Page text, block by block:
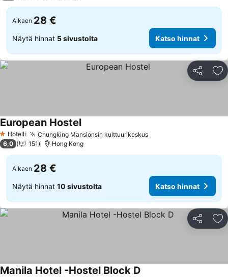
Alkaen 28 €
Näytä hinnat 5 sivustolta Katso hinnat
Jaa
1 Tähtiluokitus
Hotelli Chungking Mansionsin kulttuurikeskus
European Hostel
6,0 151 Hong Kong
Alkaen 28 €
Näytä hinnat 10 sivustolta Katso hinnat
Jaa
Manila Hotel -Hostel Block D